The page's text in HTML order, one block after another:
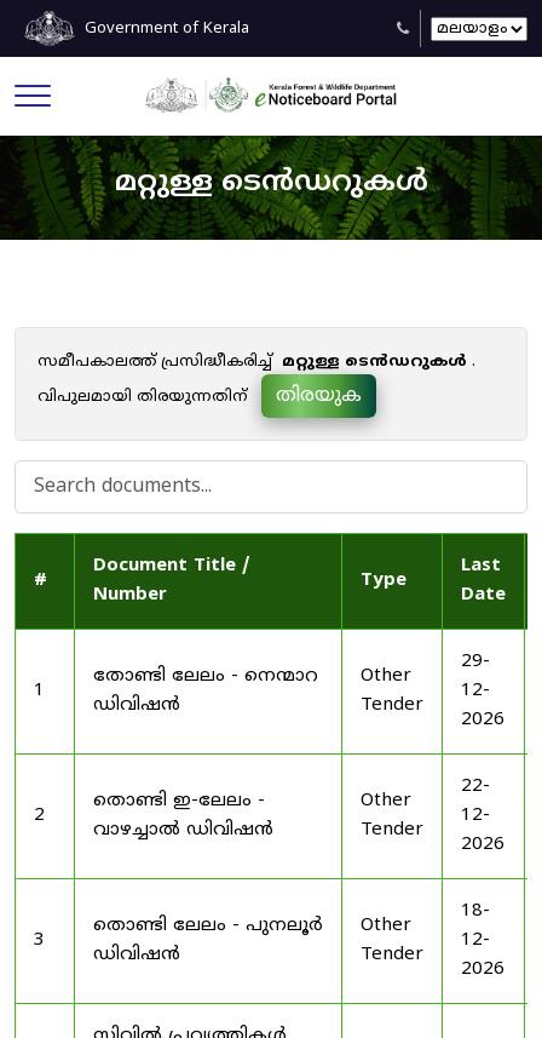
Government of Kerala
മറ്റുള്ള ടെൻഡറുകൾ
സമീപകാലത്ത് പ്രസിദ്ധീകരിച്ച് മറ്റുള്ള ടെൻഡറുകൾ .
വിപുലമായി തിരയുന്നതിന്
തിരയുക
#
Document Title /
Number
Type
Last
Date
1
തോണ്ടി ലേലം - നെന്മാറ
ഡിവിഷൻ
Other
Tender
29-
12-
2026
2
തൊണ്ടി ഇ-ലേലം -
വാഴച്ചാൽ ഡിവിഷൻ
Other
Tender
22-
12-
2026
3
തൊണ്ടി ലേലം - പുനലൂർ
ഡിവിഷൻ
Other
Tender
18-
12-
2026